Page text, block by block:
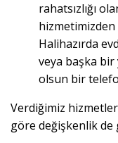
rahatsızlığı
hizmetimizden
Halihazırda
veya başka bir
olsun bir
Verdiğimiz
göre değişkenlik